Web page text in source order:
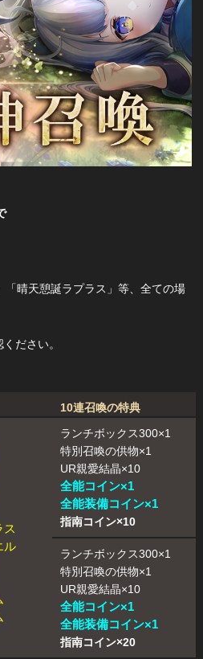
「晴天憩誕ラプラス」等、全ての場
ださい。
10連召喚の特典
ス
ル
ランチボックス300×1
特別召喚の供物×1
UR親愛結晶×10
全能コイン×1
全能装備コイン×1
指南コイン×10
ランチボックス300×1
特別召喚の供物×1
UR親愛結晶×10
全能コイン×1
全能装備コイン×1
指南コイン×20